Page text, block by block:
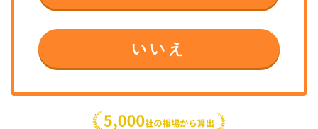
いいえ